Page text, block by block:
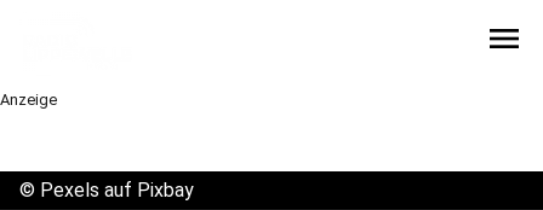
menu
Anzeige
© Pexels auf Pixbay